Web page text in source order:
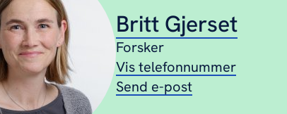
Britt Gjerset
Forsker
Vis telefonnummer
Send e-post